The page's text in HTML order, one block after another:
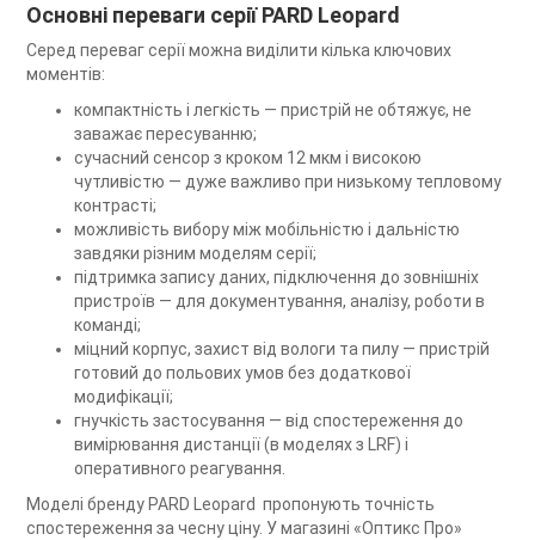
Основні переваги серії PARD Leopard
Серед переваг серії можна виділити кілька ключових
моментів:
компактність і легкість — пристрій не обтяжує, не
заважає пересуванню;
сучасний сенсор з кроком 12 мкм і високою
чутливістю — дуже важливо при низькому тепловому
контрасті;
можливість вибору між мобільністю і дальністю
завдяки різним моделям серії;
підтримка запису даних, підключення до зовнішніх
пристроїв — для документування, аналізу, роботи в
команді;
міцний корпус, захист від вологи та пилу — пристрій
готовий до польових умов без додаткової
модифікації;
гнучкість застосування — від спостереження до
вимірювання дистанції (в моделях з LRF) і
оперативного реагування.
Моделі бренду PARD Leopard пропонують точність
спостереження за чесну ціну. У магазині «Оптикс Про»